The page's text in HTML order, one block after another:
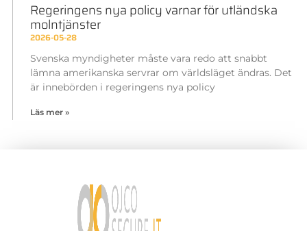
Regeringens nya policy varnar för utländska
molntjänster
2026-05-28
Svenska myndigheter måste vara redo att snabbt
lämna amerikanska servrar om världsläget ändras. Det
är innebörden i regeringens nya policy
Läs mer »